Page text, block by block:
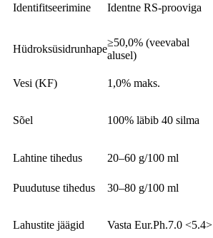
Identifitseerimine Identne RS-prooviga
Hüdroksüsidrunhape
≥50,0% (veevabal
alusel)
Vesi (KF) 1,0% maks.
Sõel 100% läbib 40 silma
Lahtine tihedus 20–60 g/100 ml
Puudutuse tihedus 30–80 g/100 ml
Lahustite jäägid Vasta Eur.Ph.7.0 <5.4>